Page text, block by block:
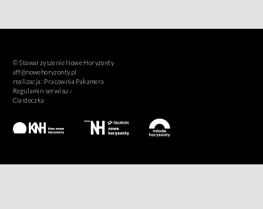
© Stowarzyszenie Nowe Horyzonty
aff@nowehoryzonty.pl
realizacja: Pracownia Pakamera
Regulamin serwisu ›
Ciasteczka